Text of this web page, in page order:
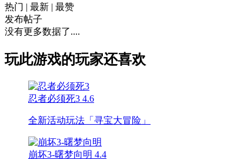
热门 | 最新 | 最赞
发布帖子
没有更多数据了....
玩此游戏的玩家还喜欢
忍者必须死3 4.6
全新活动玩法「寻宝大冒险」
崩坏3-曙梦向明 4.4